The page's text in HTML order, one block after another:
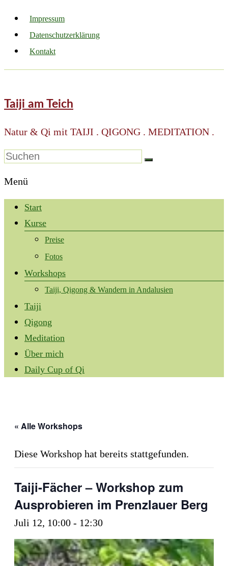
Impressum
Datenschutzerklärung
Kontakt
Taiji am Teich
Natur & Qi mit TAIJI . QIGONG . MEDITATION .
Menü
Start
Kurse
Preise
Fotos
Workshops
Taiji, Qigong & Wandern in Andalusien
Taiji
Qigong
Meditation
Über mich
Daily Cup of Qi
« Alle Workshops
Diese Workshop hat bereits stattgefunden.
Taiji-Fächer – Workshop zum
Ausprobieren im Prenzlauer Berg
Juli 12, 10:00 - 12:30